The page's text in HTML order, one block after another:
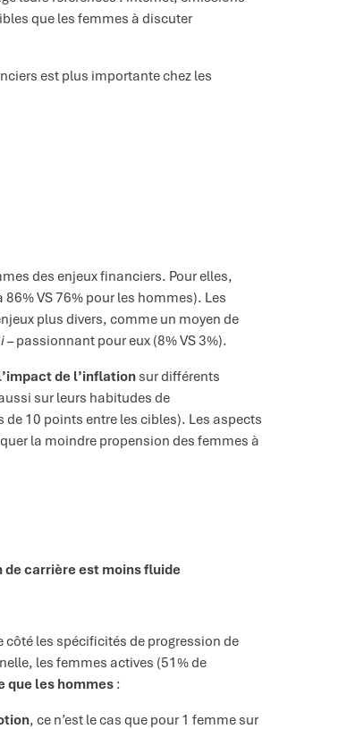
que les femmes à discuter
est plus importante chez les
des enjeux financiers. Pour elles,
86% VS 76% pour les hommes). Les
plus divers, comme un moyen de
–passionnant pour eux (8% VS 3%).
de l’inflationsur différents
sur leurs habitudes de
10 points entre les cibles). Les aspects
la moindre propension des femmes à
de carrière est moins fluide
côté les spécificités de progression de
les femmes actives (51% de
que les hommes:
, ce n’est le cas que pour 1 femme sur